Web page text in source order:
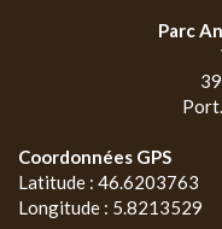
Parc
Coordonnées GPS
Latitude : 46.6203763
Longitude : 5.8213529